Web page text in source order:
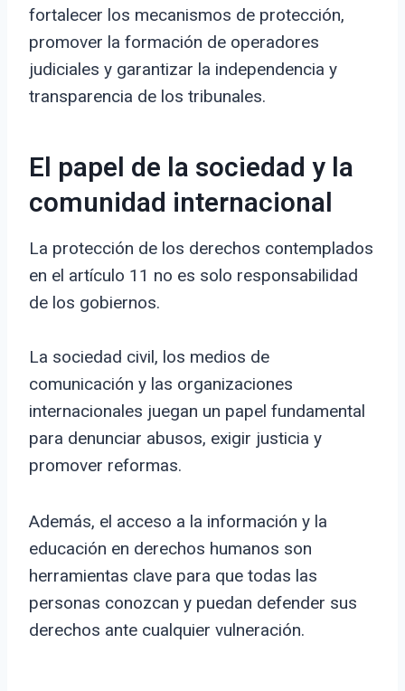
fortalecer los mecanismos de protección,
promover la formación de operadores
judiciales y garantizar la independencia y
transparencia de los tribunales.
El papel de la sociedad y la
comunidad internacional
La protección de los derechos contemplados
en el artículo 11 no es solo responsabilidad
de los gobiernos.
La sociedad civil, los medios de
comunicación y las organizaciones
internacionales juegan un papel fundamental
para denunciar abusos, exigir justicia y
promover reformas.
Además, el acceso a la información y la
educación en derechos humanos son
herramientas clave para que todas las
personas conozcan y puedan defender sus
derechos ante cualquier vulneración.